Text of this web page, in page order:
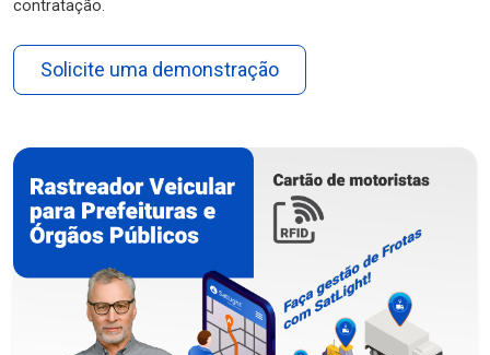
contratação.
Solicite uma demonstração